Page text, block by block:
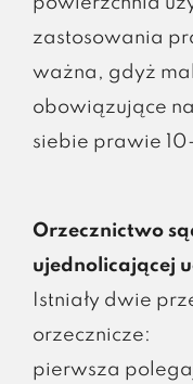
zastosowania
ważna, gdyż
obowiązujące
siebie prawie
Orzecznictwo
ujednolicającej
Istniały dwie
orzecznicze:
pierwsza